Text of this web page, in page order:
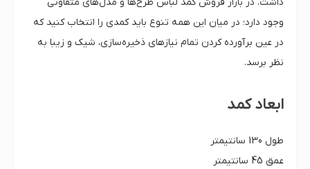
وجود دارد؛ در میان این همه تنوع باید کمدی را انتخاب کنید که
در عین برآورده کردن تمام نیازهای ذخیره‌سازی، شیک و زیبا به
نظر برسد.
ابعاد کمد
طول 130 سانتیمتر
عمق 45 سانتیمتر